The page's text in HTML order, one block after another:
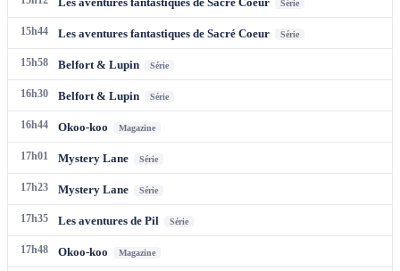
Série
15h44 Les aventures fantastiques de Sacré Coeur Série
15h58 Belfort & Lupin Série
16h30 Belfort & Lupin Série
16h44 Okoo-koo Magazine
17h01 Mystery Lane Série
17h23 Mystery Lane Série
17h35 Les aventures de Pil Série
17h48 Okoo-koo Magazine